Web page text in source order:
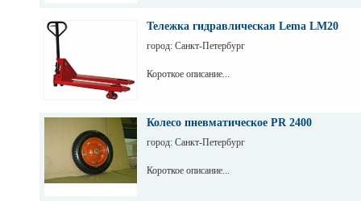
Тележка гидравлическая Lema LM20
город: Санкт-Петербург
Короткое описание...
Колесо пневматическое PR 2400
город: Санкт-Петербург
Короткое описание...